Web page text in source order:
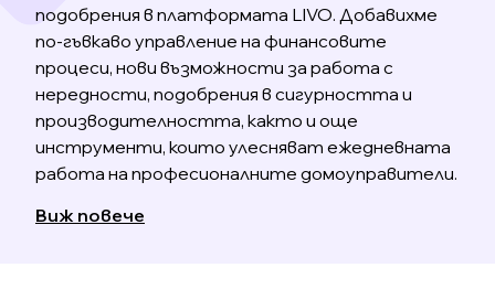
подобрения в платформата LIVO. Добавихме
по-гъвкаво управление на финансовите
процеси, нови възможности за работа с
нередности, подобрения в сигурността и
производителността, както и още
инструменти, които улесняват ежедневната
работа на професионалните домоуправители.
Виж повече